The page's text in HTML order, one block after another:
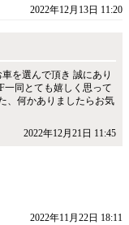
2022年12月13日 11:20
を選んで頂き 誠にあり
一同とても嬉しく思って
、何かありましたらお気
2022年12月21日 11:45
2022年11月22日 18:11